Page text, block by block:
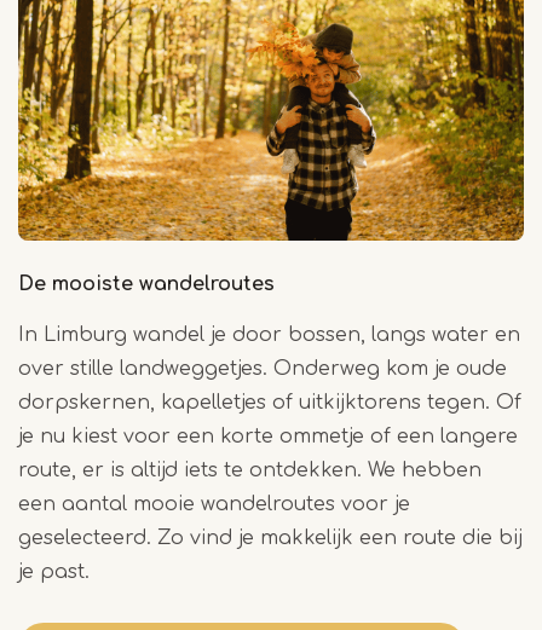
De mooiste wandelroutes
In Limburg wandel je door bossen, langs water en
over stille landweggetjes. Onderweg kom je oude
dorpskernen, kapelletjes of uitkijktorens tegen. Of
je nu kiest voor een korte ommetje of een langere
route, er is altijd iets te ontdekken. We hebben
een aantal mooie wandelroutes voor je
geselecteerd. Zo vind je makkelijk een route die bij
je past.